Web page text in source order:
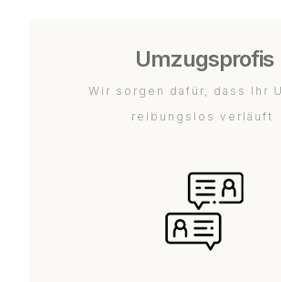
Umzugsprofis
Wir sorgen dafür, dass Ihr
reibungslos verläuft.